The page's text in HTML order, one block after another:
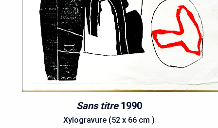
Sans titre1990
Xylogravure (52 x 66 cm )